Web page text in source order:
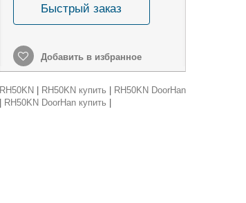
Быстрый заказ
Добавить в избранное
RH50KN RH50KN купить
RH50KN DoorHan
RH50KN DoorHan купить